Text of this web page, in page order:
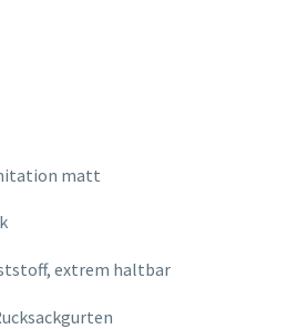
matt
extrem haltbar